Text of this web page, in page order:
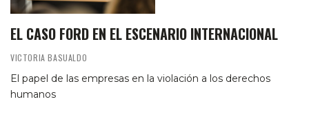
EL CASO FORD EN EL ESCENARIO INTERNACIONAL
VICTORIA BASUALDO
El papel de las empresas en la violación a los derechos
humanos